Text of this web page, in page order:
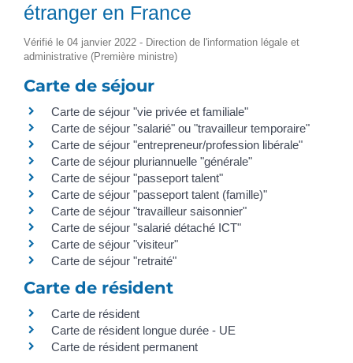
étranger en France
Vérifié le 04 janvier 2022 - Direction de l'information légale et
administrative (Première ministre)
Carte de séjour
Carte de séjour "vie privée et familiale"
Carte de séjour "salarié" ou "travailleur temporaire"
Carte de séjour "entrepreneur/profession libérale"
Carte de séjour pluriannuelle "générale"
Carte de séjour "passeport talent"
Carte de séjour "passeport talent (famille)"
Carte de séjour "travailleur saisonnier"
Carte de séjour "salarié détaché ICT"
Carte de séjour "visiteur"
Carte de séjour "retraité"
Carte de résident
Carte de résident
Carte de résident longue durée - UE
Carte de résident permanent